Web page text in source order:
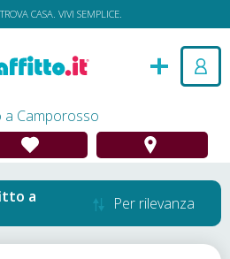
CASA. VIVI SEMPLICE.
Camporosso
a Per rilevanza